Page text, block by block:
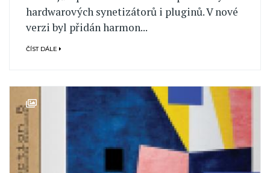
hardwarových synetizátorů i pluginů. V nové
verzi byl přidán harmon...
ČÍST DÁLE